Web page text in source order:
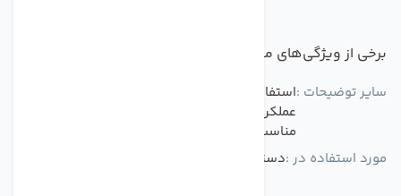
برخی از ویژگی‌های مهم این محصول :
سایر توضیحات :استفاده از آلیاژهای مستحکم و بلبرینگ قدرتمند،
عملکرد هد پمپ را ضمانت می کند و از هر جهت
مناسب استفاده در انواع پمپ است.
مورد استفاده در :دستگاه تصفیه کننده آب